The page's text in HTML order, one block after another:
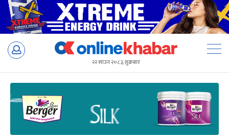
Skip
२२ साउन २०८३, शुक्रबार